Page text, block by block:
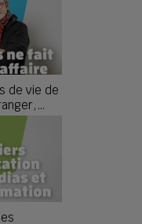
de vie de